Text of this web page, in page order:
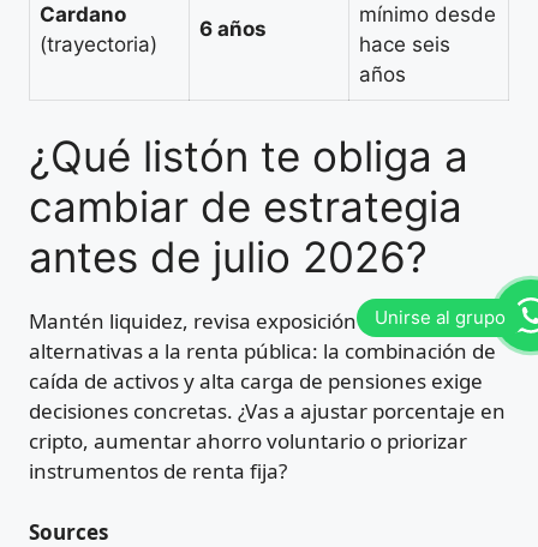
Cardano
(trayectoria)
6 años
mínimo desde
hace seis
años
¿Qué listón te obliga a
cambiar de estrategia
antes de julio 2026?
Mantén liquidez, revisa exposición cripto y evalúa
alternativas a la renta pública: la combinación de
caída de activos y alta carga de pensiones exige
decisiones concretas. ¿Vas a ajustar porcentaje en
cripto, aumentar ahorro voluntario o priorizar
instrumentos de renta fija?
Sources